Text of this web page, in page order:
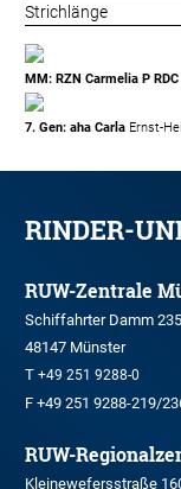
Strichlänge
MM: RZN Carmelia P RDC
7. Gen: aha Carla Ernst-
RINDER-
RUW-Zentrale
Schiffahrter Damm
48147 Münster
T +49 251 9288-0
F +49 251 9288-219/
RUW-
Kleinewefersstraße